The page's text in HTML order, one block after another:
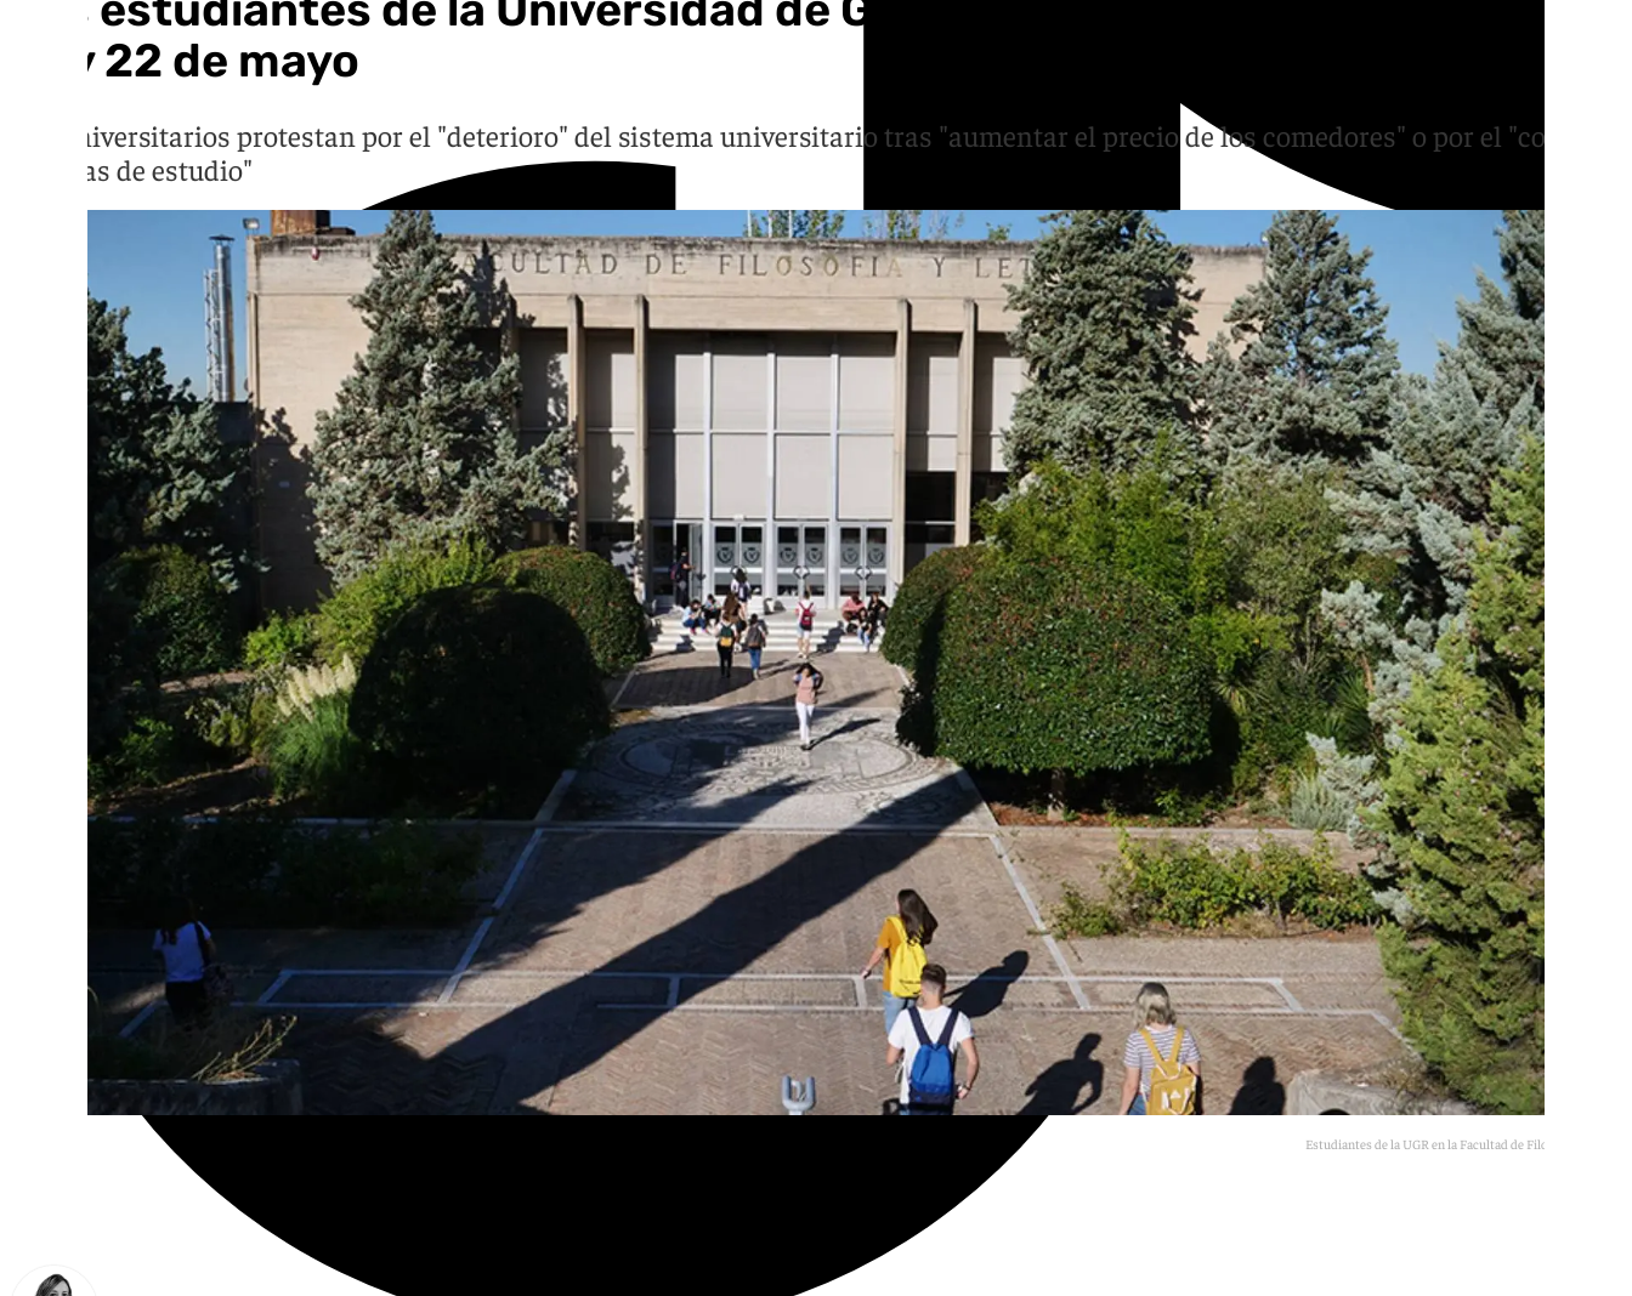
21 y 22 de mayo
Los universitarios protestan por el "deterioro" del sistema universitario tras "aumentar el precio de los comedores" o por el "colapso
en salas de estudio"
Estudiantes de la UGR en la Facultad de Filosofía y Letras.